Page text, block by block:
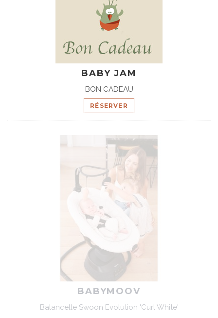
BABY JAM
BON CADEAU
RÉSERVER
BABYMOOV
Balancelle Swoon Evolution 'Curl White'